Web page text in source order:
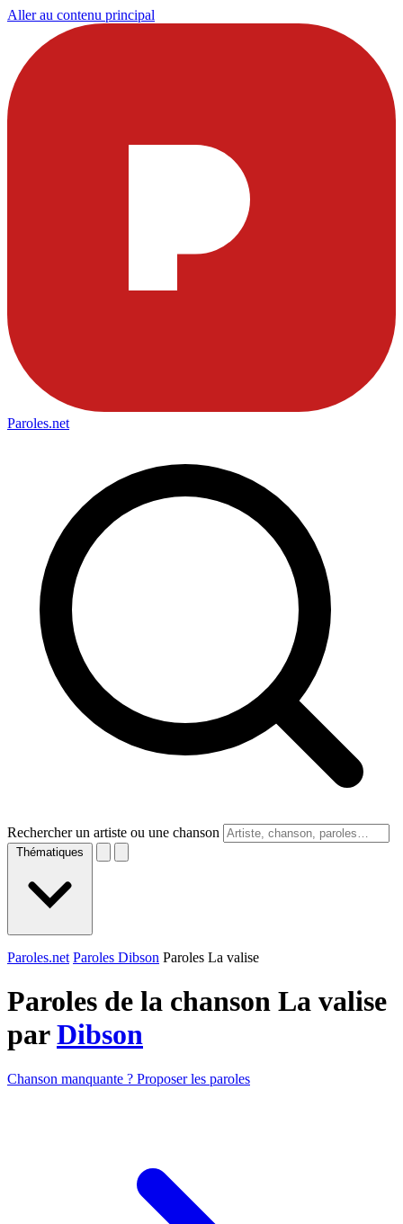
Aller au contenu principal
Paroles.net
Rechercher un artiste ou une chanson
Thématiques
Paroles.net Paroles Dibson Paroles La valise
Paroles de la chanson La valise
parDibson
Chanson manquante ? Proposer les paroles